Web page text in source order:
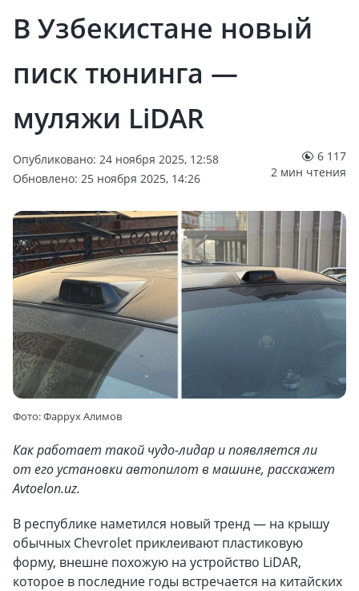
В Узбекистане новый
писк тюнинга —
муляжи LiDAR
Опубликовано: 24 ноября 2025, 12:58
Обновлено: 25 ноября 2025, 14:26
6 117
2 мин чтения
Фото: Фаррух Алимов
Как работает такой чудо-лидар и появляется ли
от его установки автопилот в машине, расскажет
Avtoelon.uz.
В республике наметился новый тренд — на крышу
обычных Chevrolet приклеивают пластиковую
форму, внешне похожую на устройство LiDAR,
которое в последние годы встречается на китайских